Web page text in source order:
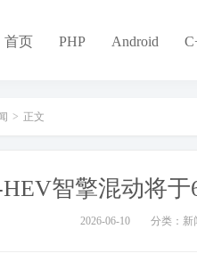
首页 PHP Android
> 正文
智擎混动将于
2026-06-10 分类：新